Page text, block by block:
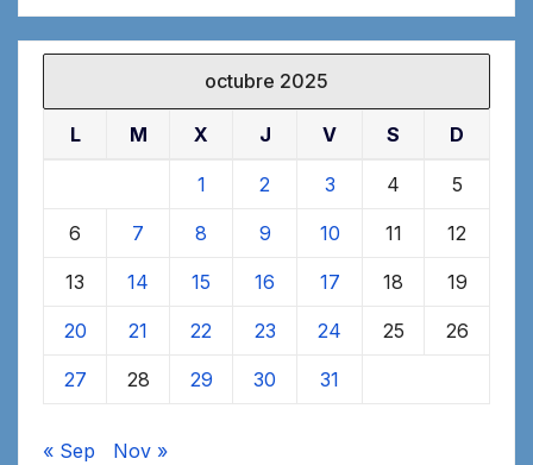
octubre 2025
L M X J V S D
1 2 3 4 5
6 7 8 9 10 11 12
13 14 15 16 17 18 19
20 21 22 23 24 25 26
27 28 29 30 31
« Sep Nov »